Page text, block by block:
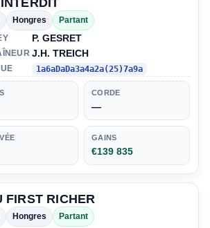
Hongres
Partant
P. GESRET
J.H. TREICH
1a6aDaDa3a4a2a(25)7a9a
CORDE
—
GAINS
€139 835
FIRST RICHER
Hongres
Partant